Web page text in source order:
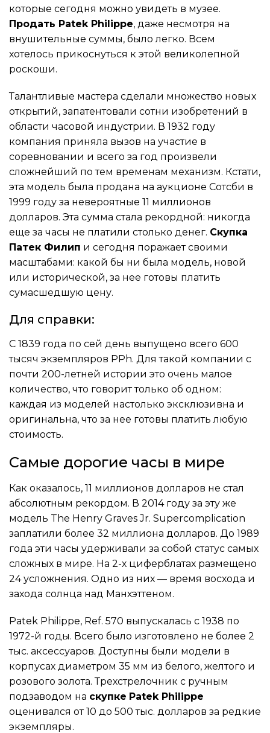
которые сегодня можно увидеть в музее.
Продать Patek Philippe, даже несмотря на
внушительные суммы, было легко. Всем
хотелось прикоснуться к этой великолепной
роскоши.
Талантливые мастера сделали множество новых
открытий, запатентовали сотни изобретений в
области часовой индустрии. В 1932 году
компания приняла вызов на участие в
соревновании и всего за год произвели
сложнейший по тем временам механизм. Кстати,
эта модель была продана на аукционе Сотсби в
1999 году за невероятные 11 миллионов
долларов. Эта сумма стала рекордной: никогда
еще за часы не платили столько денег. Скупка
Патек Филип и сегодня поражает своими
масштабами: какой бы ни была модель, новой
или исторической, за нее готовы платить
сумасшедшую цену.
Для справки:
С 1839 года по сей день выпущено всего 600
тысяч экземпляров PPh. Для такой компании с
почти 200-летней истории это очень малое
количество, что говорит только об одном:
каждая из моделей настолько эксклюзивна и
оригинальна, что за нее готовы платить любую
стоимость.
Самые дорогие часы в мире
Как оказалось, 11 миллионов долларов не стал
абсолютным рекордом. В 2014 году за эту же
модель The Henry Graves Jr. Supercomplication
заплатили более 32 миллиона долларов. До 1989
года эти часы удерживали за собой статус самых
сложных в мире. На 2-х циферблатах размещено
24 усложнения. Одно из них — время восхода и
захода солнца над Манхэттеном.
Patek Philippe, Ref. 570 выпускалась с 1938 по
1972-й годы. Всего было изготовлено не более 2
тыс. аксессуаров. Доступны были модели в
корпусах диаметром 35 мм из белого, желтого и
розового золота. Трехстрелочник с ручным
подзаводом на скупке Patek Philippe
оценивался от 10 до 500 тыс. долларов за редкие
экземпляры.